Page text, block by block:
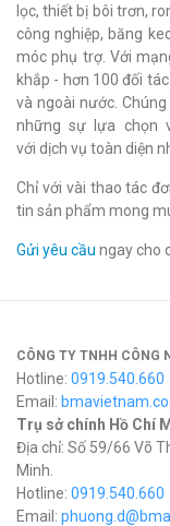
lọc, thiết bị bôi trơn,
công nghiệp, băng
móc phụ trợ. Với
khắp - hơn 100 đối
và ngoài nước.
những sự lựa chọn
với dịch vụ toàn diện
Chỉ với vài thao tác
tin sản phẩm mong
Gửi yêu cầu ngay cho
CÔNG TY TNHH CÔNG
Hotline: 0919.540.660
Email:
Trụ sở chính Hồ Chí
Địa chỉ: Số 59/66 Võ
Minh.
Hotline: 0919.540.660
Email: